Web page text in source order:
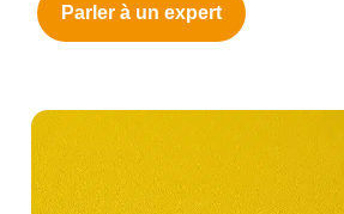
Parler à un expert